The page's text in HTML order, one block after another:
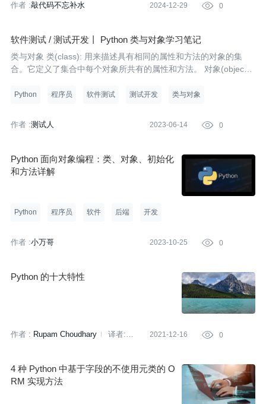
作者 :敲代码不忘补水 2024-12-29  0
软件测试 / 测试开发丨 Python 类与对象学习笔记
类与对象 类(class): 用来描述具有相同的属性和方法的对象的集
合。它定义了集合中每个对象所共有的属性和方法。 对象(objec
Python 程序员 软件测试 测试开发 类与对象
作者 :测试人 2023-06-14  0
Python 面向对象编程：类、对象、初始化
和方法详解
Python 程序员 软件 后端 开发
作者 :小万哥 2023-10-25  0
Python 的十大特性
作者 : Rupam Choudhary
译者:
2021-12-16  0
4 种 Python 中基于字段的不使用元类的 O
RM 实现方法